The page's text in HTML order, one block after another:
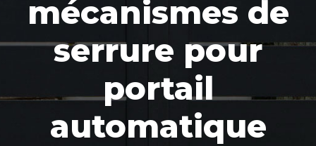
mécanismes de
serrure pour
portail
automatique